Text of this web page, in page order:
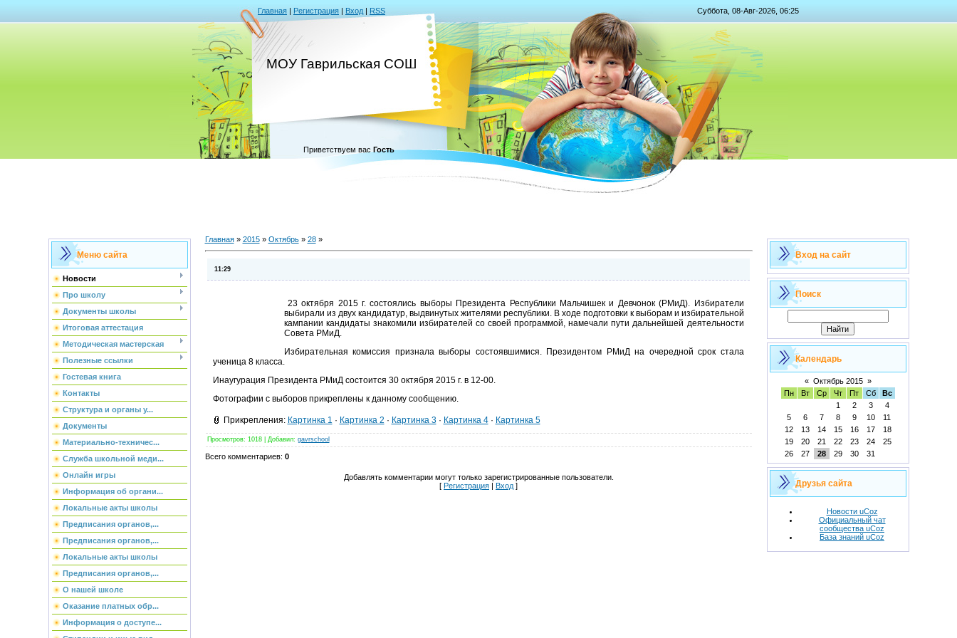
Главная | Регистрация | Вход | RSS Суббота, 08-Авг-2026, 06:25
МОУ Гаврильская СОШ
Приветствуем вас Гость
Меню сайта
Новости
Про школу
Документы школы
Итоговая аттестация
Методическая мастерская
Полезные ссылки
Гостевая книга
Контакты
Структура и органы у...
Документы
Материально-техничес...
Служба школьной меди...
Онлайн игры
Информация об органи...
Локальные акты школы
Предписания органов,...
Предписания органов,...
Локальные акты школы
Предписания органов,...
О нашей школе
Оказание платных обр...
Информация о доступе...
Главная » 2015 » Октябрь » 28 »
11:29
23 октября 2015 г. состоялись выборы Президента Республики Мальчишек и Девчонок (РМиД). Избиратели
выбирали из двух кандидатур, выдвинутых жителями республики. В ходе подготовки к выборам и избирательной
кампании кандидаты знакомили избирателей со своей программой, намечали пути дальнейшей деятельности
Совета РМиД.
Избирательная комиссия признала выборы состоявшимися. Президентом РМиД на очередной срок стала
ученица 8 класса.
Инаугурация Президента РМиД состоится 30 октября 2015 г. в 12-00.
Фотографии с выборов прикреплены к данному сообщению.
Прикрепления: Картинка 1 · Картинка 2 · Картинка 3· Картинка 4· Картинка 5
Просмотров: 1018| Добавил: gavrschool
Всего комментариев: 0
Добавлять комментарии могут только зарегистрированные пользователи.
[ Регистрация | Вход ]
Вход на сайт
Поиск
Календарь
« Октябрь 2015 »
Пн
Вт Ср Чт Пт Сб
Вс
1
2 3
4
5
6 7 8 9 10
11
12
13 14 15 16 17
18
19
20 21 22 23 24
25
26
27 28 29 30 31
Друзья сайта
Новости uCoz
Официальный чат
сообщества uCoz
База знаний uCoz